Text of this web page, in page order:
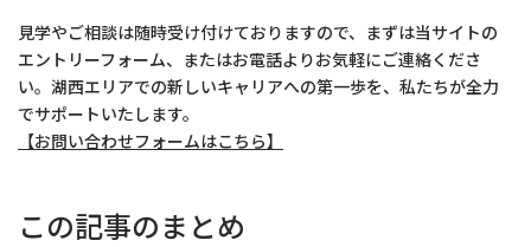
見学やご相談は随時受け付けておりますので、まずは当サイトの
エントリーフォーム、またはお電話よりお気軽にご連絡くださ
い。湖西エリアでの新しいキャリアへの第一歩を、私たちが全力
でサポートいたします。
【お問い合わせフォームはこちら】
この記事のまとめ